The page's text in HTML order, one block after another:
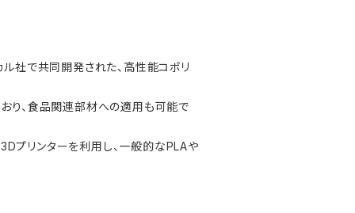
社で共同開発された、高性能コポリ
り、食品関連部材への適用も可能で
プリンターを利用し、一般的なPLAや